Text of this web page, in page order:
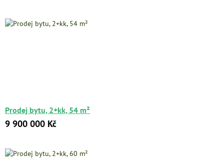
Prodej bytu, 2+kk, 54 m²
9 900 000 Kč